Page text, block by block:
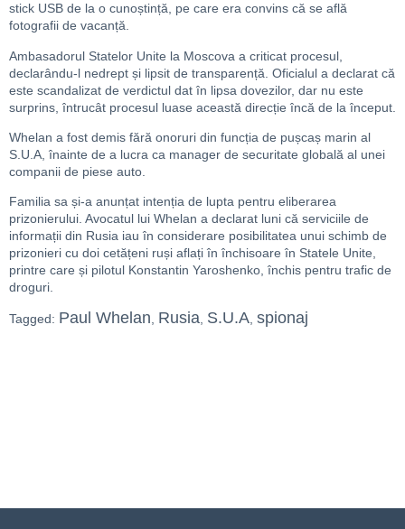
stick USB de la o cunoștință, pe care era convins că se află
fotografii de vacanță.
Ambasadorul Statelor Unite la Moscova a criticat procesul,
declarându-l nedrept și lipsit de transparență. Oficialul a declarat că
este scandalizat de verdictul dat în lipsa dovezilor, dar nu este
surprins, întrucât procesul luase această direcție încă de la început.
Whelan a fost demis fără onoruri din funcția de pușcaș marin al
S.U.A, înainte de a lucra ca manager de securitate globală al unei
companii de piese auto.
Familia sa și-a anunțat intenția de lupta pentru eliberarea
prizonierului. Avocatul lui Whelan a declarat luni că serviciile de
informații din Rusia iau în considerare posibilitatea unui schimb de
prizonieri cu doi cetățeni ruși aflați în închisoare în Statele Unite,
printre care și pilotul Konstantin Yaroshenko, închis pentru trafic de
droguri.
Tagged: Paul Whelan Rusia S.U.A spionaj